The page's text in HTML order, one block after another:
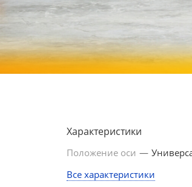
Характеристики
Положение оси —
Все характеристики